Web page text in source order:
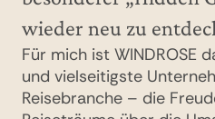
wieder neu zu
Für mich ist WINDROSE
und vielseitigste
Reisebranche – die